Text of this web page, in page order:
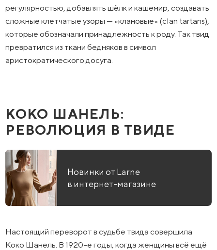
регулярностью, добавлять шёлк и кашемир, создавать
сложные клетчатые узоры — «клановые» (clan tartans),
которые обозначали принадлежность к роду. Так твид
превратился из ткани бедняков в символ
аристократического досуга.
КОКО ШАНЕЛЬ:
РЕВОЛЮЦИЯ В ТВИДЕ
Новинки от Larne
в интернет-магазине
Настоящий переворот в судьбе твида совершила
Коко Шанель. В 1920-е годы, когда женщины всё ещё